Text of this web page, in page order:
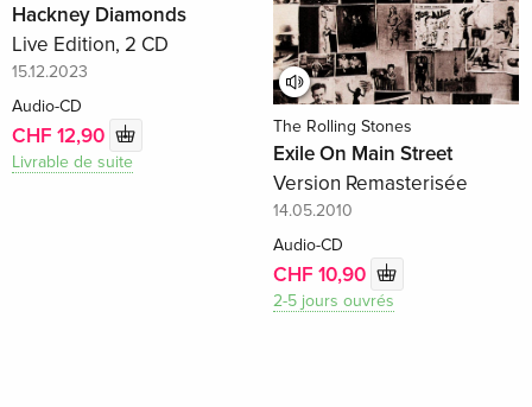
Hackney Diamonds
Live Edition, 2 CD
15.12.2023
Audio-CD
CHF 12,90
Livrable de suite
The Rolling Stones
Exile On Main Street
Version Remasterisée
14.05.2010
Audio-CD
CHF 10,90
2-5 jours ouvrés